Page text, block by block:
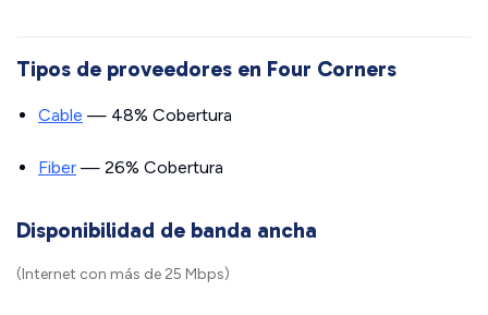
Tipos de proveedores en Four Corners
Cable — 48% Cobertura
Fiber — 26% Cobertura
Disponibilidad de banda ancha
(Internet con más de 25 Mbps)